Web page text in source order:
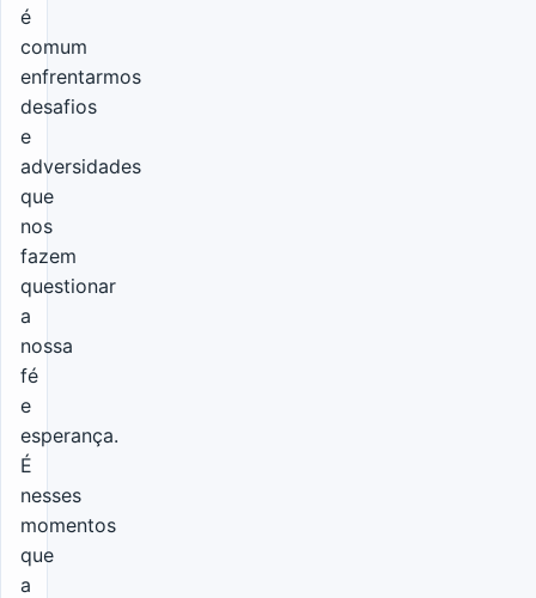
é
comum
enfrentarmos
desafios
e
adversidades
que
nos
fazem
questionar
a
nossa
fé
e
esperança.
É
nesses
momentos
que
a